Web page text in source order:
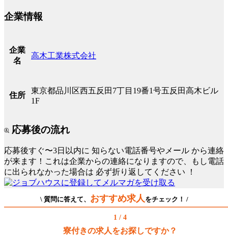
企業情報
企業
名
高木工業株式会社
住所
東京都品川区西五反田7丁目19番1号五反田高木ビル
1F
応募後の流れ
応募後すぐ〜3日以内に 知らない電話番号やメール から連絡
が来ます！これは企業からの連絡になりますので、もし電話
に出られなかった場合は 必ず折り返してください ！
\ 質問に答えて、 おすすめ求人をチェック！ /
1 / 4
寮付きの求人をお探しですか？